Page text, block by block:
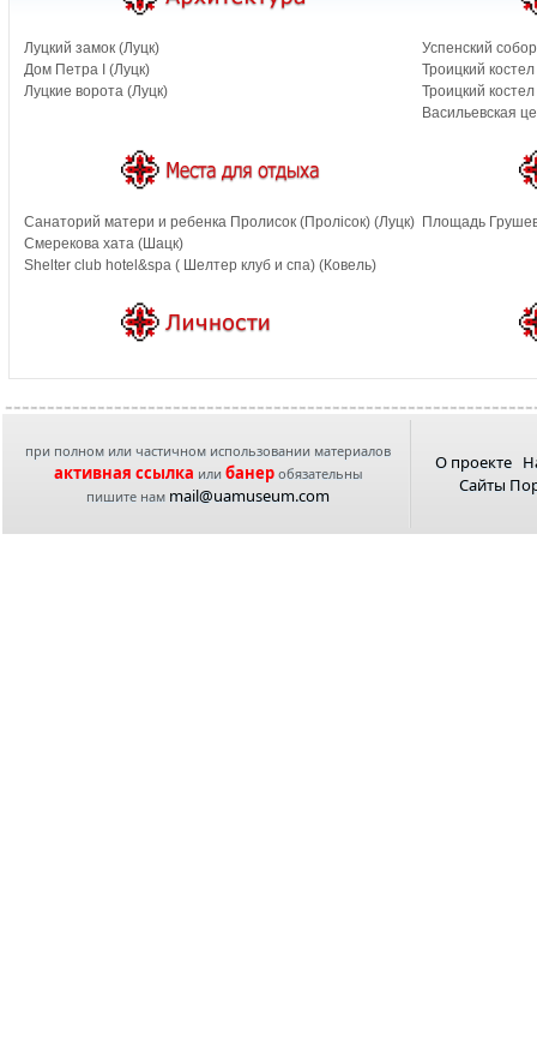
Луцкий замок (Луцк)
Дом Петра I (Луцк)
Луцкие ворота (Луцк)
Успенский
Троицкий
Троицкий
Васильевская
Санаторий матери и ребенка Пролисок (Пролiсок) (Луцк)
Смерекова хата (Шацк)
Shelter club hotel&spa ( Шелтер клуб и спа) (Ковель)
Площадь
при полном или частичном использовании материалов
активная ссылка или банеробязательны
пишите нам mail@uamuseum.com
О проекте
Сайты